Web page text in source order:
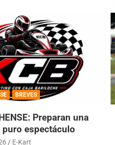
BREVES
Preparan una
puro espectáculo
E-Kart